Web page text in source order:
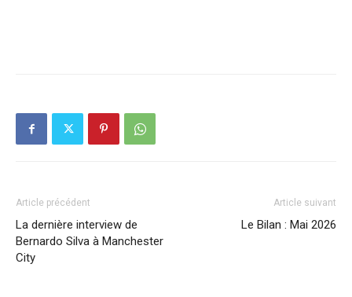
Article précédent
La dernière interview de
Bernardo Silva à Manchester
City
Article suivant
Le Bilan : Mai 2026